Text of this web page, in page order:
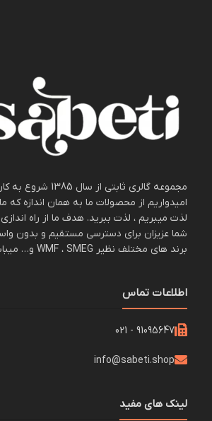
مجموعه گالری ثابتی از
امیدواریم از محصولات ما به همان اندازه که ما
لذت میبریم ، لذت ببرید. هدف ما از راه
شما عزیزان برای دسترسی مستقیم و بدون
برند های مختلف نظیر WMF ، SMEG و… میباشد.
اطلاعات تماس
91095647 - 021
info@sabeti.shop
لینک های مفید